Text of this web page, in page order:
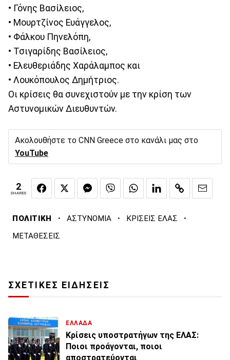
• Γόνης Βασίλειος,
• Μουρτζίνος Ευάγγελος,
• Φάλκου Πηνελόπη,
• Τσιγαρίδης Βασίλειος,
• Ελευθεριάδης Χαράλαμπος και
• Λουκόπουλος Δημήτριος.
Οι κρίσεις θα συνεχιστούν με την κρίση των
Αστυνομικών Διευθυντών.
Ακολουθήστε το CNN Greece στο κανάλι μας στο
YouTube
2
SHARES
ΠΟΛΙΤΙΚΗ · ΑΣΤΥΝΟΜΙΑ · ΚΡΙΣΕΙΣ ΕΛΑΣ ·
ΜΕΤΑΘΕΣΕΙΣ
ΣΧΕΤΙΚΕΣ ΕΙΔΗΣΕΙΣ
ΕΛΛΑΔΑ
Κρίσεις υποστρατήγων της ΕΛΑΣ:
Ποιοι προάγονται, ποιοι
αποστρατεύονται